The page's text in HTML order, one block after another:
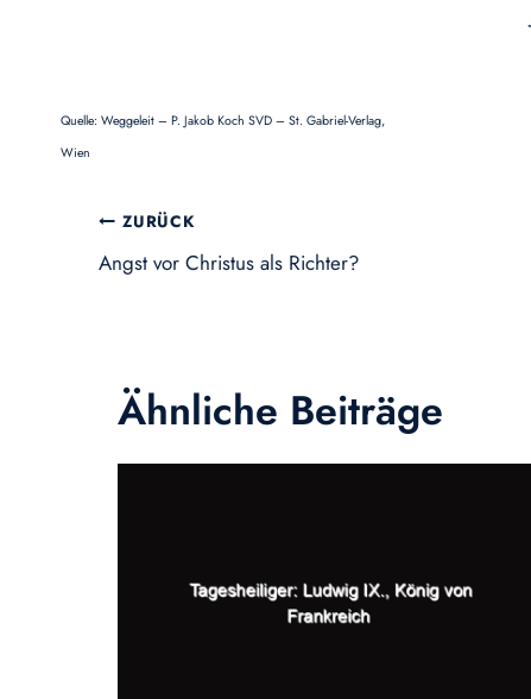
Quelle: Weggeleit – P. Jakob Koch SVD – St. Gabriel-Verlag,
Wien
Beitragsnavigation
ZURÜCK
Angst vor Christus als Richter?
Ähnliche Beiträge